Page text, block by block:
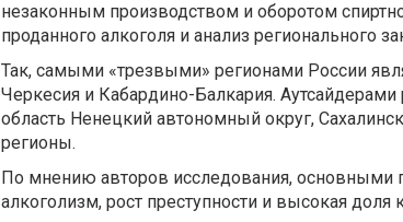
незаконным производством и оборотом
проданного алкоголя и анализ регионального
Так, самыми «трезвыми» регионами России
Черкесия и Кабардино-Балкария. Аутсайдерами
область Ненецкий автономный округ,
регионы.
По мнению авторов исследования,
алкоголизм, рост преступности и высокая доля